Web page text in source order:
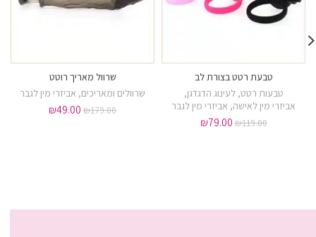
ורוד ירוק
טבעת רטט בצורת לב
טבעות רטט,לעינוג הדגדגן,
אביזרי מין לאישה, אביזרי מין לגבר
₪119.00
₪79.00
שרוול מאריך רוטט
שרוולים ומאריכים, אביזרי מין לגבר
₪179.00
₪49.00